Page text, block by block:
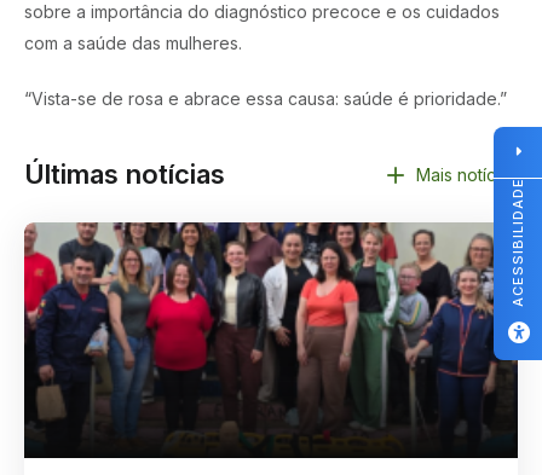
sobre a importância do diagnóstico precoce e os cuidados
com a saúde das mulheres.
“Vista-se de rosa e abrace essa causa: saúde é prioridade.”
Últimas notícias Mais notícias
ACESSIBILIDADE